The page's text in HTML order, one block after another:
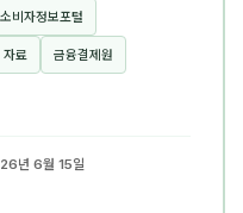
비자정보포털
자료 금융결제원
년 6월 15일